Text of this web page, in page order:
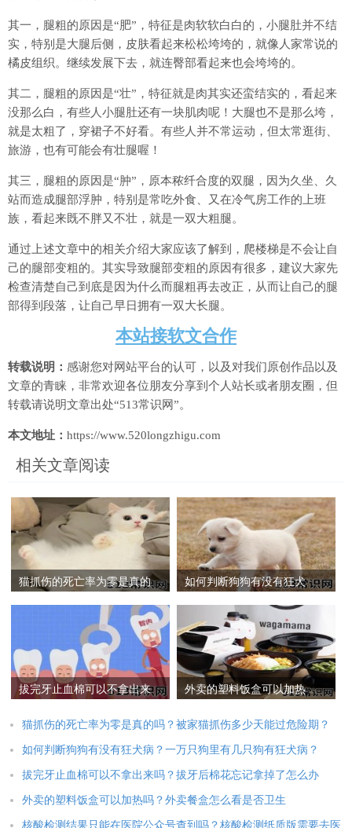
其一，腿粗的原因是“肥”，特征是肉软软白白的，小腿肚并不结
实，特别是大腿后侧，皮肤看起来松松垮垮的，就像人家常说的
橘皮组织。继续发展下去，就连臀部看起来也会垮垮的。
其二，腿粗的原因是“壮”，特征就是肉其实还蛮结实的，看起来
没那么白，有些人小腿肚还有一块肌肉呢！大腿也不是那么垮，
就是太粗了，穿裙子不好看。有些人并不常运动，但太常逛街、
旅游，也有可能会有壮腿喔！
其三，腿粗的原因是“肿”，原本秾纤合度的双腿，因为久坐、久
站而造成腿部浮肿，特别是常吃外食、又在冷气房工作的上班
族，看起来既不胖又不壮，就是一双大粗腿。
通过上述文章中的相关介绍大家应该了解到，爬楼梯是不会让自
己的腿部变粗的。其实导致腿部变粗的原因有很多，建议大家先
检查清楚自己到底是因为什么而腿粗再去改正，从而让自己的腿
部得到段落，让自己早日拥有一双大长腿。
本站接软文合作
转载说明： 感谢您对网站平台的认可，以及对我们原创作品以及
文章的青睐，非常欢迎各位朋友分享到个人站长或者朋友圈，但
转载请说明文章出处“513常识网”。
本文地址： https://www.520longzhigu.com
相关文章阅读
猫抓伤的死亡率为零是真的
如何判断狗狗有没有狂犬
狂犬病？
拔完牙止血棉可以不拿出来
怎么办
外卖的塑料饭盒可以加热
生
猫抓伤的死亡率为零是真的吗？被家猫抓伤多少天能过危险期？
如何判断狗狗有没有狂犬病？一万只狗里有几只狗有狂犬病？
拔完牙止血棉可以不拿出来吗？拔牙后棉花忘记拿掉了怎么办
外卖的塑料饭盒可以加热吗？外卖餐盒怎么看是否卫生
核酸检测结果只能在医院公众号查到吗？核酸检测纸质版需要去医